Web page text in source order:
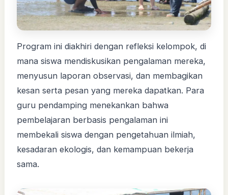
Program ini diakhiri dengan refleksi kelompok, di
mana siswa mendiskusikan pengalaman mereka,
menyusun laporan observasi, dan membagikan
kesan serta pesan yang mereka dapatkan. Para
guru pendamping menekankan bahwa
pembelajaran berbasis pengalaman ini
membekali siswa dengan pengetahuan ilmiah,
kesadaran ekologis, dan kemampuan bekerja
sama.